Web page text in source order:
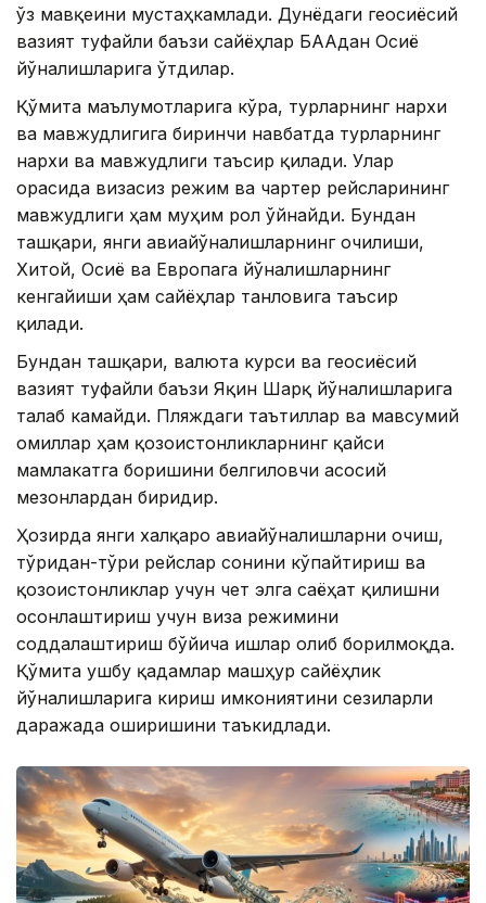
ўз мавқеини мустаҳкамлади. Дунёдаги геосиёсий
вазият туфайли баъзи сайёҳлар БААдан Осиё
йўналишларига ўтдилар.
Қўмита маълумотларига кўра, турларнинг нархи
ва мавжудлигига биринчи навбатда турларнинг
нархи ва мавжудлиги таъсир қилади. Улар
орасида визасиз режим ва чартер рейсларининг
мавжудлиги ҳам муҳим рол ўйнайди. Бундан
ташқари, янги авиайўналишларнинг очилиши,
Хитой, Осиё ва Европага йўналишларнинг
кенгайиши ҳам сайёҳлар танловига таъсир
қилади.
Бундан ташқари, валюта курси ва геосиёсий
вазият туфайли баъзи Яқин Шарқ йўналишларига
талаб камайди. Пляждаги таътиллар ва мавсумий
омиллар ҳам қозоғистонликларнинг қайси
мамлакатга боришини белгиловчи асосий
мезонлардан биридир.
Ҳозирда янги халқаро авиайўналишларни очиш,
тўғридан-тўғри рейслар сонини кўпайтириш ва
қозоғистонликлар учун чет элга саёҳат қилишни
осонлаштириш учун виза режимини
соддалаштириш бўйича ишлар олиб борилмоқда.
Қўмита ушбу қадамлар машҳур сайёҳлик
йўналишларига кириш имкониятини сезиларли
даражада оширишини таъкидлади.